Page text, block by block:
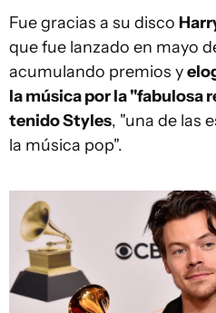
Fue gracias a su disco
que fue lanzado en mayo
acumulando premios y
la música por la "fabulosa
tenidoStyles, "una de las
la música pop".